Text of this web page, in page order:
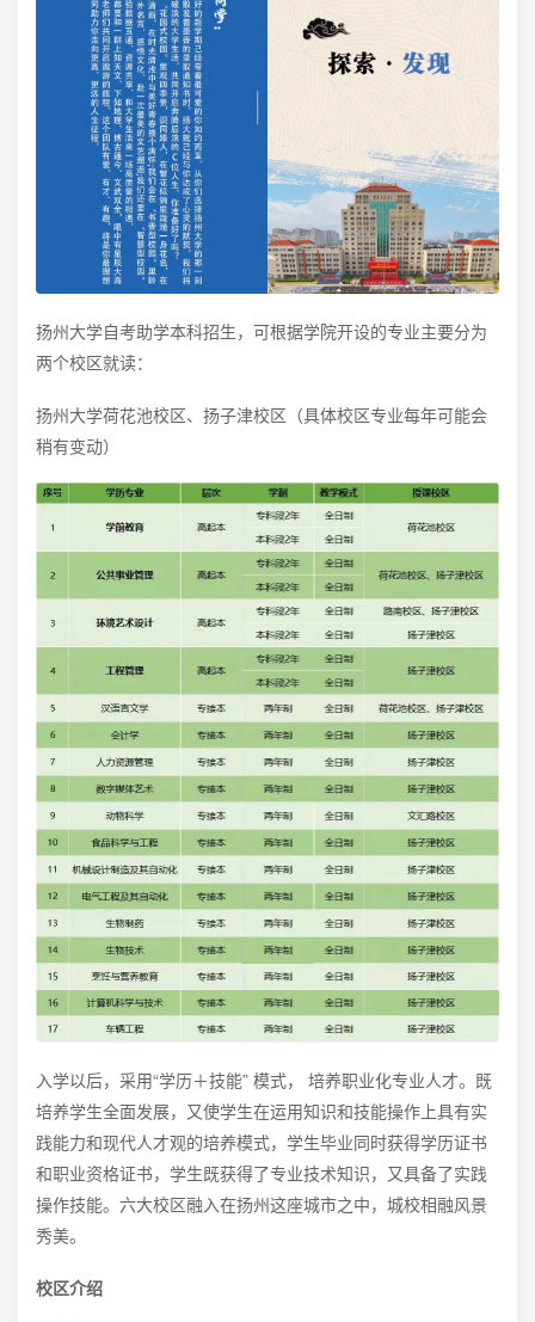
扬州大学自考助学本科招生，可根据学院开设的专业主要分为
两个校区就读：
扬州大学荷花池校区、扬子津校区（具体校区专业每年可能会
稍有变动）
入学以后，采用“学历＋技能” 模式， 培养职业化专业人才。既
培养学生全面发展，又使学生在运用知识和技能操作上具有实
践能力和现代人才观的培养模式，学生毕业同时获得学历证书
和职业资格证书，学生既获得了专业技术知识，又具备了实践
操作技能。六大校区融入在扬州这座城市之中，城校相融风景
秀美。
校区介绍